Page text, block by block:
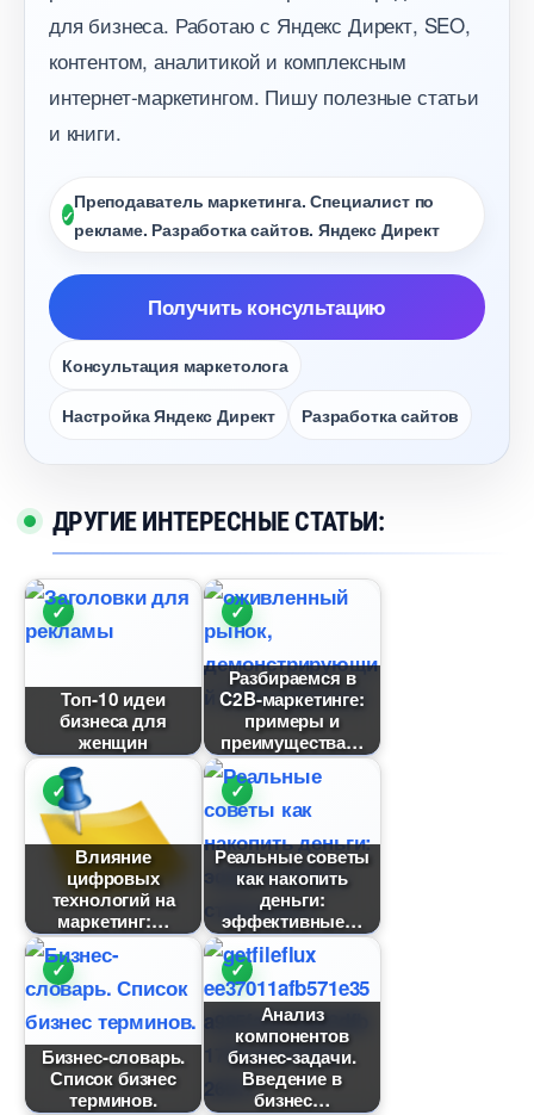
для бизнеса. Работаю с Яндекс Директ, SEO,
контентом, аналитикой и комплексным
интернет-маркетингом. Пишу полезные статьи
и книги.
Преподаватель маркетинга. Специалист по
рекламе. Разработка сайтов. Яндекс Директ
Получить консультацию
Консультация маркетолога
Настройка Яндекс Директ Разработка сайто
ДРУГИЕ ИНТЕРЕСНЫЕ СТАТЬИ:
Топ-10 идеи
изнеса для
женщин
Разбираемся
C2B-маркетинге:
примеры и
преимущества
лияние
цифровых
технологий на
маркетинг:
Реальные советы
как накопить
деньги:
эффективные
Бизнес-словарь.
Список бизнес
терминов.
Анализ
компоненто
изнес-задачи.
едение
изнес